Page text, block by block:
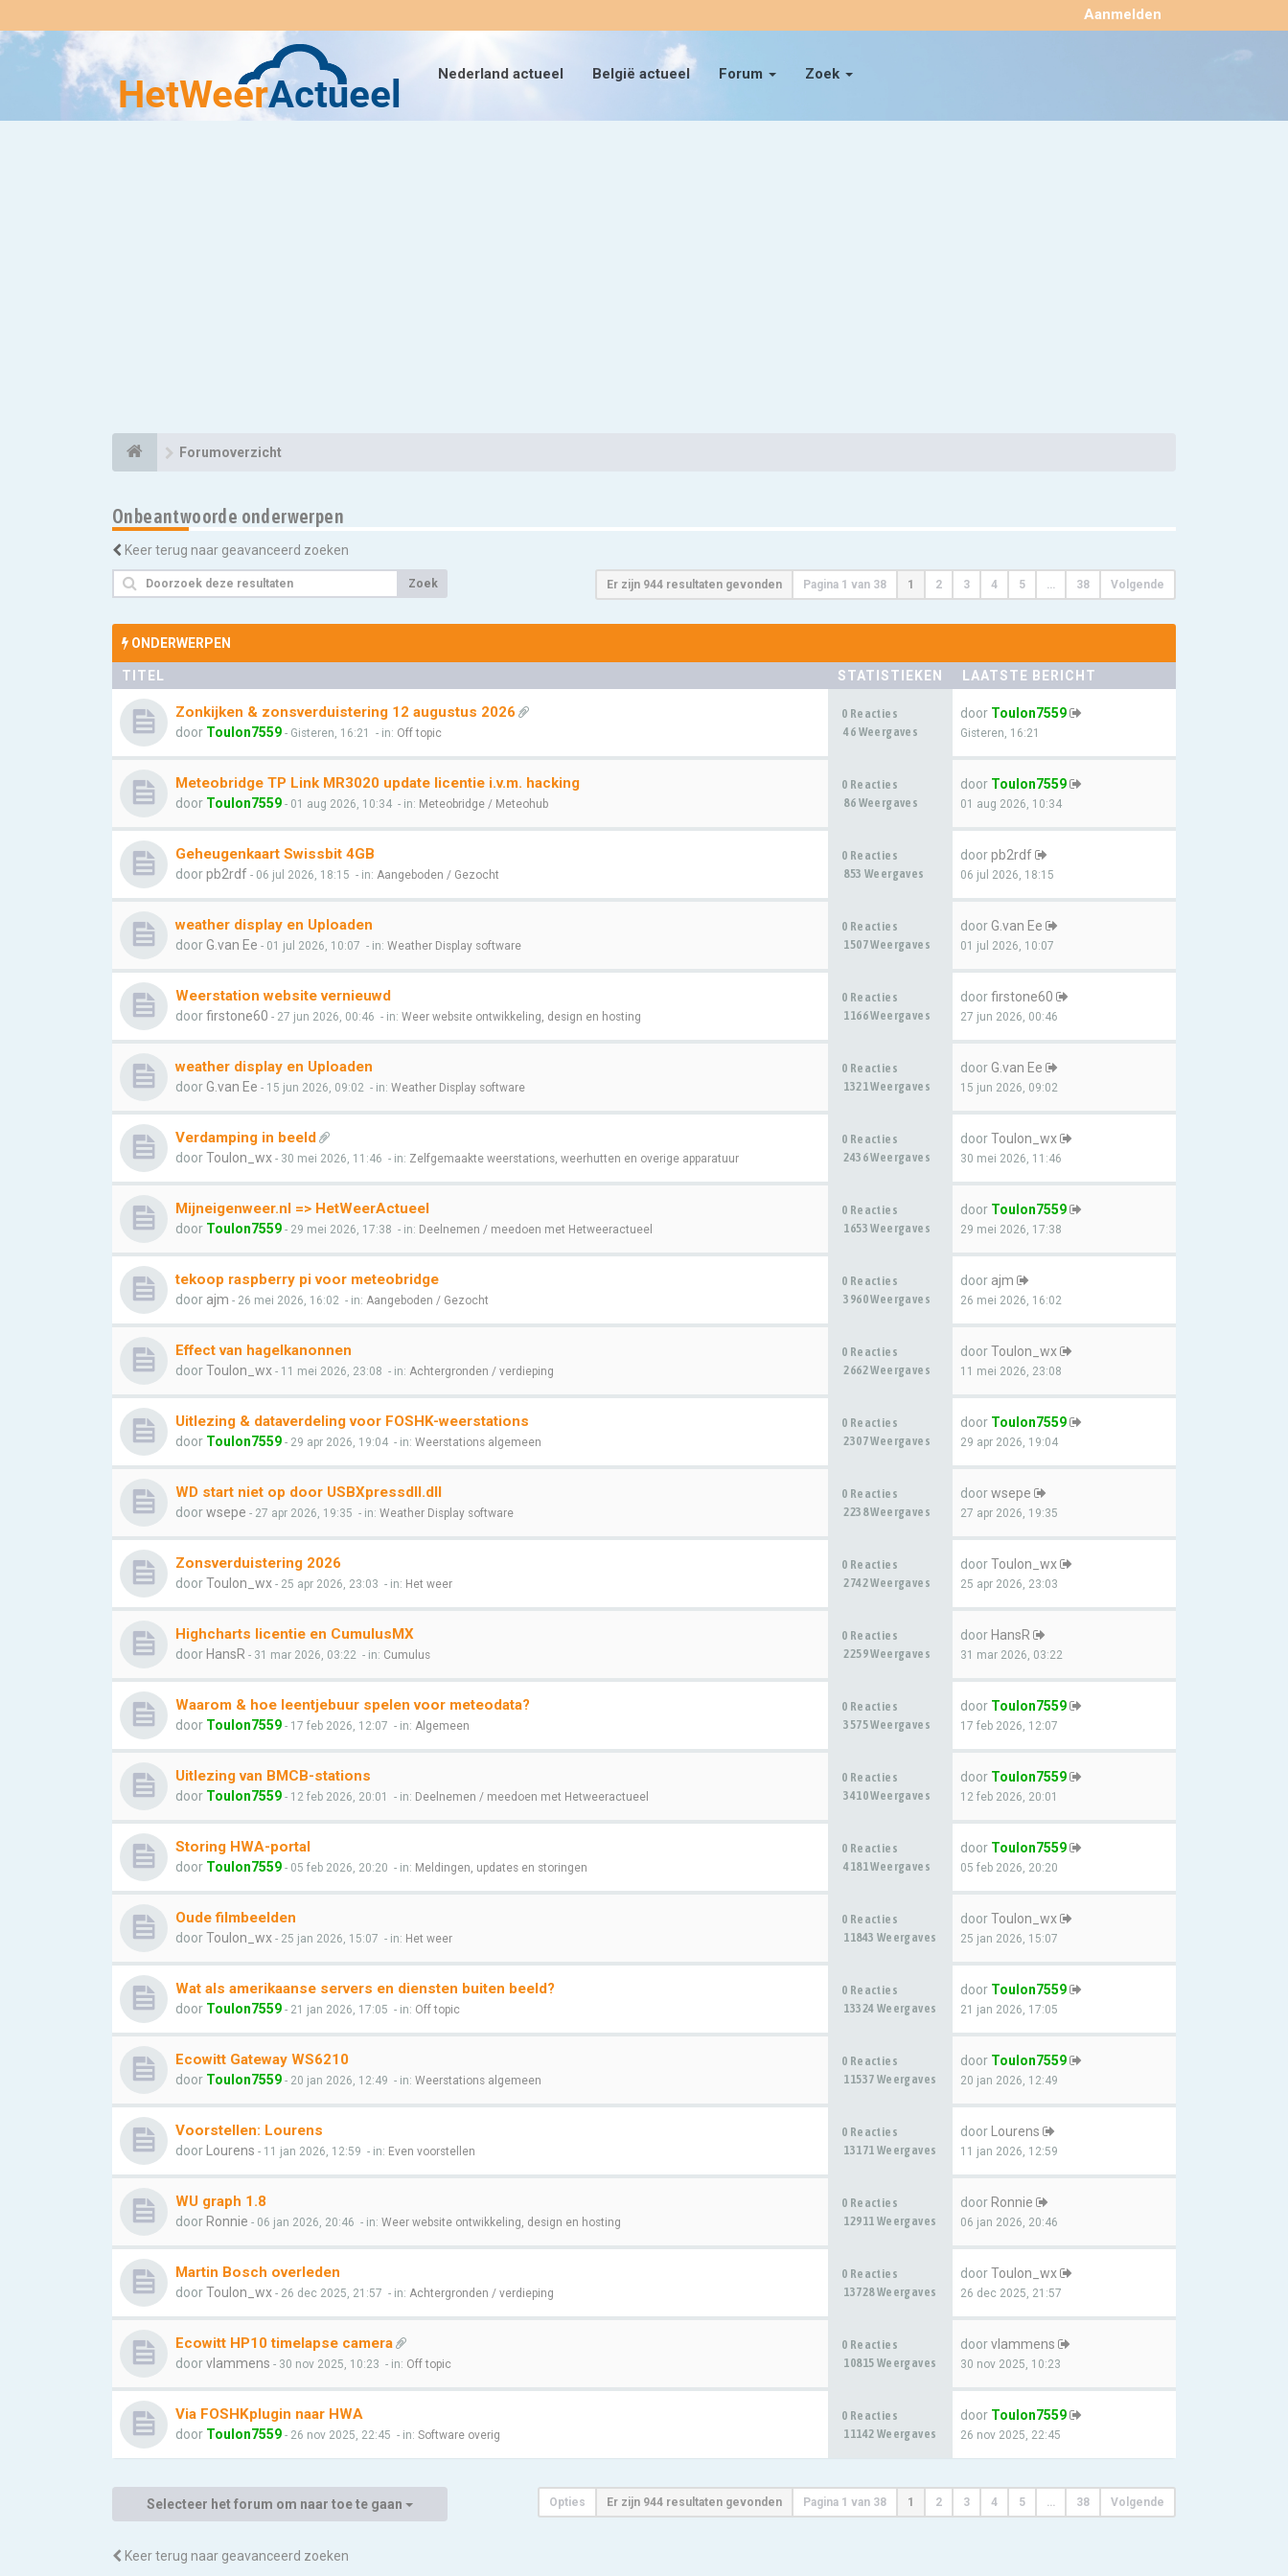
Nederland actueel België actueel Forum Zoek
Aanmelden ×
Forumoverzicht
Onbeantwoorde onderwerpen
Keer terug naar geavanceerd zoeken
Zoek Er zijn 944 resultaten gevonden Pagina 1 van 38 1 2 3 4 5 … 38 Volgende
ONDERWERPEN
TITEL STATISTIEKEN LAATSTE BERICHT
Zonkijken & zonsverduistering 12 augustus 2026
door Toulon7559 - Gisteren, 16:21 - in: Off topic
0 Reacties
46 Weergaves
door Toulon7559
Gisteren, 16:21
Meteobridge TP Link MR3020 update licentie i.v.m. hacking
door Toulon7559 - 01 aug 2026, 10:34 - in: Meteobridge / Meteohub
0 Reacties
86 Weergaves
door Toulon7559
01 aug 2026, 10:34
Geheugenkaart Swissbit 4GB
doorpb2rdf - 06 jul 2026, 18:15 - in: Aangeboden / Gezocht
0 Reacties
853 Weergaves
doorpb2rdf
06 jul 2026, 18:15
weather display en Uploaden
doorG.van Ee - 01 jul 2026, 10:07 - in: Weather Display software
0 Reacties
1507 Weergaves
doorG.van Ee
01 jul 2026, 10:07
Weerstation website vernieuwd
doorfirstone60 - 27 jun 2026, 00:46 - in: Weer website ontwikkeling, design en hosting
0 Reacties
1166 Weergaves
doorfirstone60
27 jun 2026, 00:46
weather display en Uploaden
doorG.van Ee - 15 jun 2026, 09:02 - in: Weather Display software
0 Reacties
1321 Weergaves
doorG.van Ee
15 jun 2026, 09:02
Verdamping in beeld
doorToulon_wx - 30 mei 2026, 11:46 - in: Zelfgemaakte weerstations, weerhutten en overige apparatuur
0 Reacties
2436 Weergaves
doorToulon_wx
30 mei 2026, 11:46
Mijneigenweer.nl => HetWeerActueel
door Toulon7559 - 29 mei 2026, 17:38 - in: Deelnemen / meedoen met Hetweeractueel
0 Reacties
1653 Weergaves
door Toulon7559
29 mei 2026, 17:38
tekoop raspberry pi voor meteobridge
door ajm - 26 mei 2026, 16:02 - in: Aangeboden / Gezocht
0 Reacties
3960 Weergaves
door ajm
26 mei 2026, 16:02
Effect van hagelkanonnen
doorToulon_wx - 11 mei 2026, 23:08 - in: Achtergronden / verdieping
0 Reacties
2662 Weergaves
doorToulon_wx
11 mei 2026, 23:08
Uitlezing & dataverdeling voor FOSHK-weerstations
door Toulon7559 - 29 apr 2026, 19:04 - in: Weerstations algemeen
0 Reacties
2307 Weergaves
door Toulon7559
29 apr 2026, 19:04
WD start niet op door USBXpressdll.dll
doorwsepe - 27 apr 2026, 19:35 - in: Weather Display software
0 Reacties
2238 Weergaves
doorwsepe
27 apr 2026, 19:35
Zonsverduistering 2026
doorToulon_wx - 25 apr 2026, 23:03 - in: Het weer
0 Reacties
2742 Weergaves
doorToulon_wx
25 apr 2026, 23:03
Highcharts licentie en CumulusMX
door HansR - 31 mar 2026, 03:22 - in: Cumulus
0 Reacties
2259 Weergaves
door HansR
31 mar 2026, 03:22
Waarom & hoe leentjebuur spelen voor meteodata?
door Toulon7559 - 17 feb 2026, 12:07 - in: Algemeen
0 Reacties
3575 Weergaves
door Toulon7559
17 feb 2026, 12:07
Uitlezing van BMCB-stations
door Toulon7559 - 12 feb 2026, 20:01 - in: Deelnemen / meedoen met Hetweeractueel
0 Reacties
3410 Weergaves
door Toulon7559
12 feb 2026, 20:01
Storing HWA-portal
door Toulon7559 - 05 feb 2026, 20:20 - in: Meldingen, updates en storingen
0 Reacties
4181 Weergaves
door Toulon7559
05 feb 2026, 20:20
Oude filmbeelden
doorToulon_wx - 25 jan 2026, 15:07 - in: Het weer
0 Reacties
11843 Weergaves
doorToulon_wx
25 jan 2026, 15:07
Wat als amerikaanse servers en diensten buiten beeld?
door Toulon7559 - 21 jan 2026, 17:05 - in: Off topic
0 Reacties
13324 Weergaves
door Toulon7559
21 jan 2026, 17:05
Ecowitt Gateway WS6210
door Toulon7559 - 20 jan 2026, 12:49 - in: Weerstations algemeen
0 Reacties
11537 Weergaves
door Toulon7559
20 jan 2026, 12:49
Voorstellen: Lourens
door Lourens - 11 jan 2026, 12:59 - in: Even voorstellen
0 Reacties
13171 Weergaves
door Lourens
11 jan 2026, 12:59
WU graph 1.8
door Ronnie - 06 jan 2026, 20:46 - in: Weer website ontwikkeling, design en hosting
0 Reacties
12911 Weergaves
door Ronnie
06 jan 2026, 20:46
Martin Bosch overleden
doorToulon_wx - 26 dec 2025, 21:57 - in: Achtergronden / verdieping
0 Reacties
13728 Weergaves
doorToulon_wx
26 dec 2025, 21:57
Ecowitt HP10 timelapse camera
doorvlammens - 30 nov 2025, 10:23 - in: Off topic
0 Reacties
10815 Weergaves
doorvlammens
30 nov 2025, 10:23
Via FOSHKplugin naar HWA
door Toulon7559 - 26 nov 2025, 22:45 - in: Software overig
0 Reacties
11142 Weergaves
door Toulon7559
26 nov 2025, 22:45
Opties Er zijn 944 resultaten gevonden Pagina 1 van 38 1 2 3 4 5 … 38 Volgende
Selecteer het forum om naar toe te gaan
Keer terug naar geavanceerd zoeken